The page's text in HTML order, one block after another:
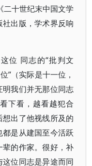
二十世纪末中国文学
出版，学术界反响
位 同志的“批判文
”（实际是十一位，
我们并无那位同志
下看，越看越犯合
出了他视线所及的
是从建国至今活跃
的作家。很好，补
位同志是异途而同